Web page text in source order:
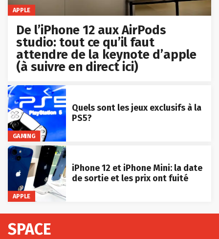
APPLE
De l’iPhone 12 aux AirPods
studio: tout ce qu’il faut
attendre de la keynote d’apple
(à suivre en direct ici)
GAMING
Quels sont les jeux exclusifs à la
PS5?
APPLE
iPhone 12 et iPhone Mini: la date
de sortie et les prix ont fuité
SPACE